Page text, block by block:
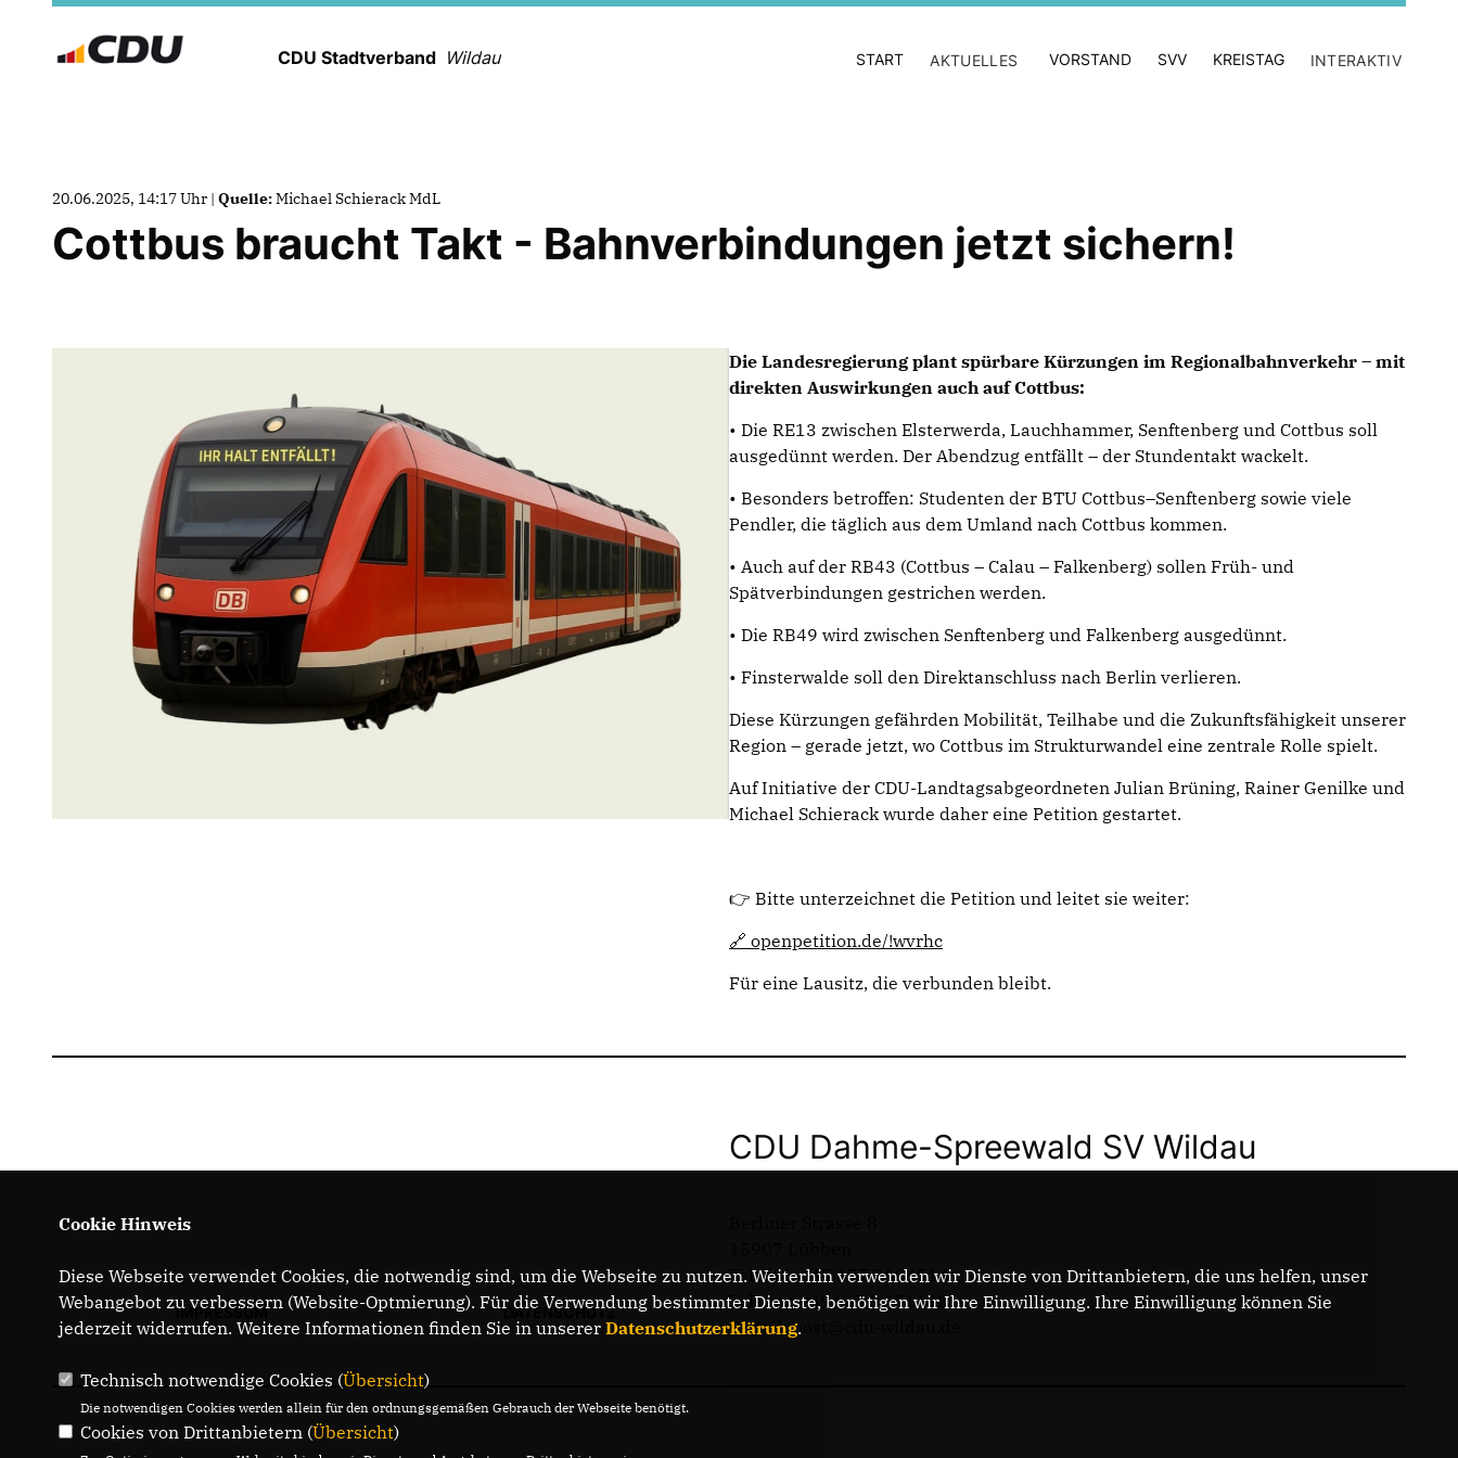
CDU Stadtverband Wildau START AKTUELLES VORSTAND SVV KREISTAG INTERAKTIV
20.06.2025, 14:17 Uhr | Quelle:Michael Schierack MdL
Cottbus braucht Takt - Bahnverbindungen jetzt sichern!
Die Landesregierung plant spürbare Kürzungen im Regionalbahnverkehr – mit
direkten Auswirkungen auch auf Cottbus:
• Die RE13 zwischen Elsterwerda, Lauchhammer, Senftenberg und Cottbus soll
ausgedünnt werden. Der Abendzug entfällt – der Stundentakt wackelt.
• Besonders betroffen: Studenten der BTU Cottbus–Senftenberg sowie viele
Pendler, die täglich aus dem Umland nach Cottbus kommen.
• Auch auf der RB43 (Cottbus – Calau – Falkenberg) sollen Früh- und
Spätverbindungen gestrichen werden.
• Die RB49 wird zwischen Senftenberg und Falkenberg ausgedünnt.
• Finsterwalde soll den Direktanschluss nach Berlin verlieren.
Diese Kürzungen gefährden Mobilität, Teilhabe und die Zukunftsfähigkeit unserer
Region – gerade jetzt, wo Cottbus im Strukturwandel eine zentrale Rolle spielt.
Auf Initiative der CDU-Landtagsabgeordneten Julian Brüning, Rainer Genilke und
Michael Schierack wurde daher eine Petition gestartet.
👉 Bitte unterzeichnet die Petition und leitet sie weiter:
🔗 openpetition.de/!wvrhc
Für eine Lausitz, die verbunden bleibt.
IMPRESSUM DATENSCHUTZ
CDU Dahme-Spreewald SV Wildau
Telefon: +49 177 2604514
Telefax: +49 3375 551192
E-Mail: post@cdu-wildau.de
Cookie Hinweis
Diese Webseite verwendet Cookies, die notwendig sind, um die Webseite zu nutzen. Weiterhin verwenden wir Dienste von Drittanbietern, die uns helfen, unser
Webangebot zu verbessern (Website-Optmierung). Für die Verwendung bestimmter Dienste, benötigen wir Ihre Einwilligung. Ihre Einwilligung können Sie
jederzeit widerrufen. Weitere Informationen finden Sie in unserer Datenschutzerklärung.
Technisch notwendige Cookies (Übersicht)
Die notwendigen Cookies werden allein für den ordnungsgemäßen Gebrauch der Webseite benötigt.
Cookies von Drittanbietern (Übersicht)